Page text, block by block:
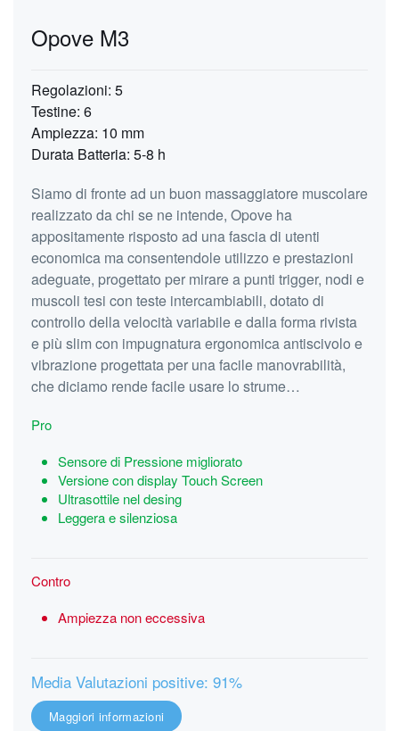
Opove M3
Regolazioni: 5
Testine: 6
Ampiezza: 10 mm
Durata Batteria: 5-8 h
Siamo di fronte ad un buon massaggiatore muscolare
realizzato da chi se ne intende, Opove ha
appositamente risposto ad una fascia di utenti
economica ma consentendole utilizzo e prestazioni
adeguate, progettato per mirare a punti trigger, nodi e
muscoli tesi con teste intercambiabili, dotato di
controllo della velocità variabile e dalla forma rivista
e più slim con impugnatura ergonomica antiscivolo e
vibrazione progettata per una facile manovrabilità,
che diciamo rende facile usare lo strume…
Pro
Sensore di Pressione migliorato
Versione con display Touch Screen
Ultrasottile nel desing
Leggera e silenziosa
Contro
Ampiezza non eccessiva
Media Valutazioni positive: 91%
Maggiori informazioni